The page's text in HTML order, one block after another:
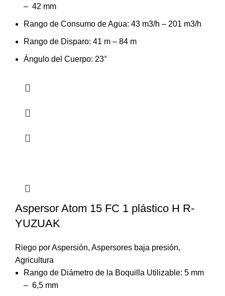
– 42 mm
Rango de Consumo de Agua: 43 m3/h – 201 m3/h
Rango de Disparo: 41 m – 84 m
Ángulo del Cuerpo: 23°
Aspersor Atom 15 FC 1 plástico H R-
YUZUAK
Riego por Aspersión, Aspersores baja presión,
Agricultura
Rango de Diámetro de la Boquilla Utilizable: 5 mm
– 6,5 mm